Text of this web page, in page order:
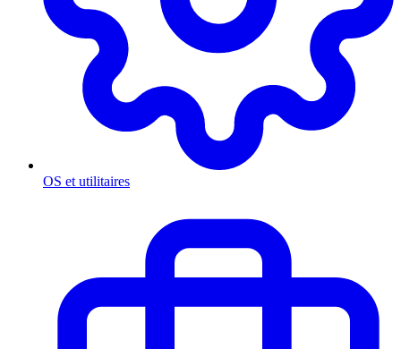
OS et utilitaires